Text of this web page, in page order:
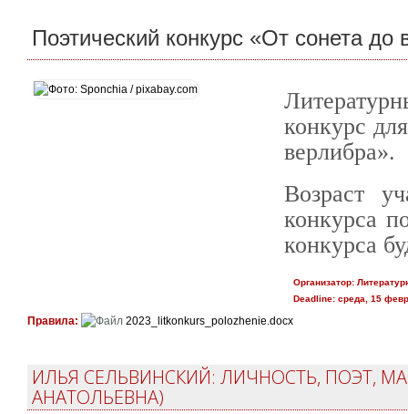
Поэтический конкурс «От сонета до
конкурс
верлибра».
Возраст
конкурса
конкурса
Организатор:
Deadline:среда, 15
Правила: 2023_litkonkurs_polozhenie.docx
ИЛЬЯ СЕЛЬВИНСКИЙ: ЛИЧНОСТЬ, ПОЭТ,
АНАТОЛЬЕВНА)